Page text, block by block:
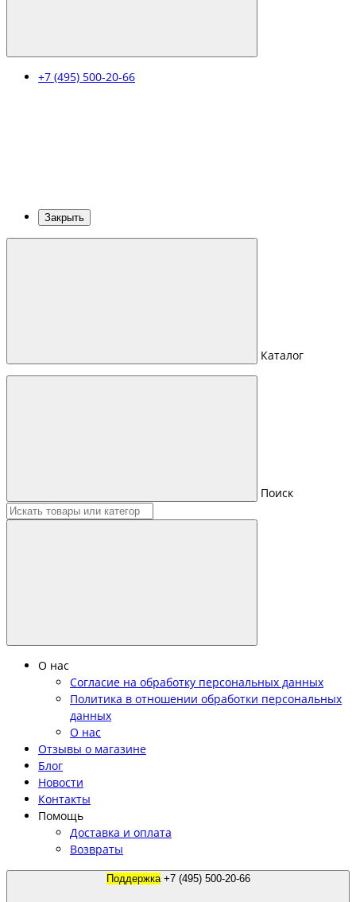
+7 (495) 500-20-66
Закрыть
Каталог
Поиск
О нас
Согласие на обработку персональных данных
Политика в отношении обработки персональных
данных
О нас
Отзывы о магазине
Блог
Новости
Контакты
Помощь
Доставка и оплата
Возвраты
Поддержка +7 (495) 500-20-66